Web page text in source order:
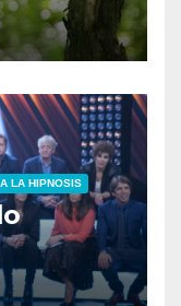
LA HIPNOSIS